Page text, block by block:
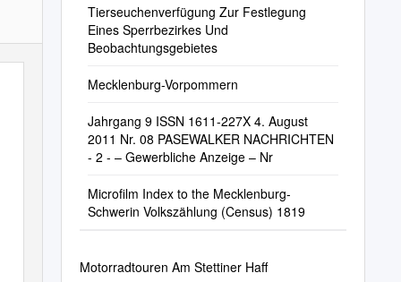
Tierseuchenverfügung Zur Festlegung
Eines Sperrbezirkes Und
Beobachtungsgebietes
Mecklenburg-Vorpommern
Jahrgang 9 ISSN 1611-227X 4. August
2011 Nr. 08 PASEWALKER NACHRICHTEN
- 2 - – Gewerbliche Anzeige – Nr
Microfilm Index to the Mecklenburg-
Schwerin Volkszählung (Census) 1819
Motorradtouren Am Stettiner Haff